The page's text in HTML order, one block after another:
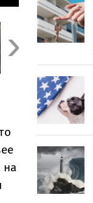
Ким Кардашиян
разпали мрежата:
Публикува снимка
с „гаджето от
на